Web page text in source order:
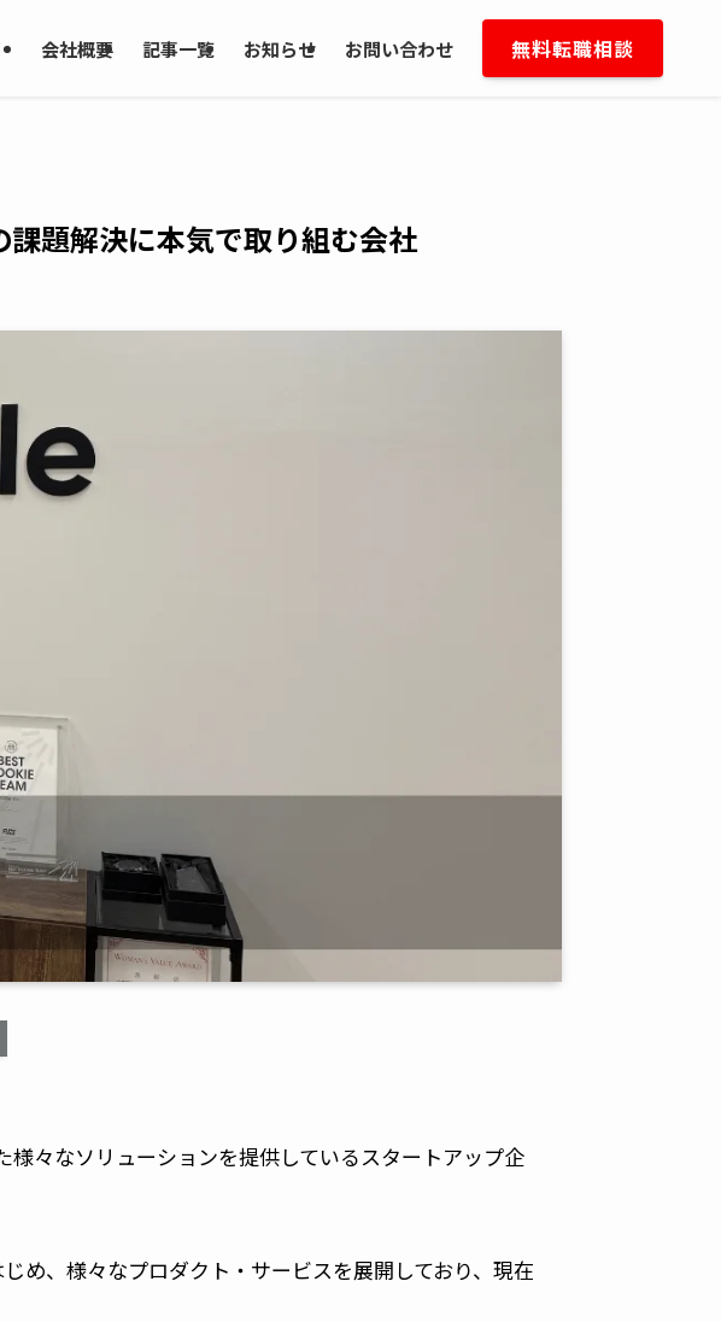
会社概要 記事一覧 お知らせ お問い合わせ 無料転職相談
題解決に本気で取り組む会社
々なソリューションを提供しているスタートアップ企
め、様々なプロダクト・サービスを展開しており、現在